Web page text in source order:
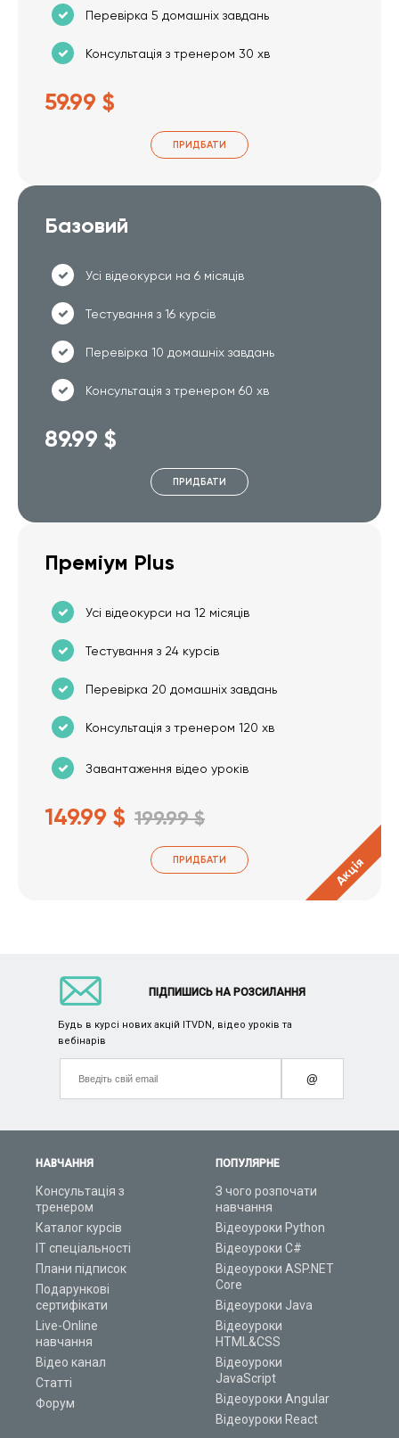
Перевірка 5 домашніх завдань
Консультація з тренером 30 хв
59.99 $
ПРИДБАТИ
Базовий
Усі відеокурси на 6 місяців
Тестування з 16 курсів
Перевірка 10 домашніх завдань
Консультація з тренером 60 хв
89.99 $
ПРИДБАТИ
Преміум Plus
Усі відеокурси на 12 місяців
Тестування з 24 курсів
Перевірка 20 домашніх завдань
Консультація з тренером 120 хв
Завантаження відео уроків
149.99 $ 199.99 $
ПРИДБАТИ Акція
НАВЧАННЯ
Консультація з
тренером
Каталог курсів
ІТ спеціальності
Плани підписок
Подарункові
сертифікати
Live-Online
навчання
Відео канал
Статті
Форум
ПОПУЛЯРНЕ
З чого розпочати
навчання
Відеоуроки Python
Відеоуроки C#
Відеоуроки ASP.NET
Core
Відеоуроки Java
Відеоуроки
HTML&CSS
Відеоуроки
JavaScript
Відеоуроки Angular
Відеоуроки React
ПІДПИШИСЬ НА РОЗСИЛАННЯ
Будь в курсі нових акцій ITVDN, відео уроків та
вебінарів
@